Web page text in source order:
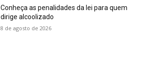
Conheça as penalidades da lei para quem
dirige alcoolizado
8 de agosto de 2026